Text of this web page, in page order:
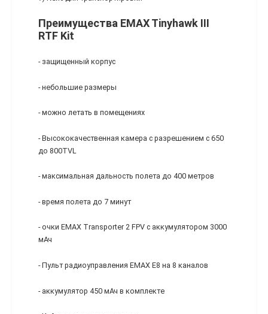
Преимущества EMAX Tinyhawk III
RTF Kit
- защищенный корпус
- небольшие размеры
- можно летать в помещениях
- Высококачественная камера с разрешением с 650
до 800TVL
- максимальная дальность полета до 400 метров
- время полета до 7 минут
- очки EMAX Transporter 2 FPV с аккумулятором 3000
мАч
- Пульт радиоуправления EMAX E8 на 8 каналов
- аккумулятор 450 мАч в комплекте